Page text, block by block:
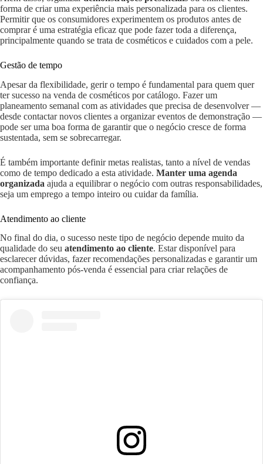
forma de criar uma experiência mais personalizada para os clientes.
Permitir que os consumidores experimentem os produtos antes de
comprar é uma estratégia eficaz que pode fazer toda a diferença,
principalmente quando se trata de cosméticos e cuidados com a pele.
Gestão de tempo
Apesar da flexibilidade, gerir o tempo é fundamental para quem quer
ter sucesso na venda de cosméticos por catálogo. Fazer um
planeamento semanal com as atividades que precisa de desenvolver —
desde contactar novos clientes a organizar eventos de demonstração —
pode ser uma boa forma de garantir que o negócio cresce de forma
sustentada, sem se sobrecarregar.
É também importante definir metas realistas, tanto a nível de vendas
como de tempo dedicado a esta atividade. Manter uma agenda
organizada ajuda a equilibrar o negócio com outras responsabilidades,
seja um emprego a tempo inteiro ou cuidar da família.
Atendimento ao cliente
No final do dia, o sucesso neste tipo de negócio depende muito da
qualidade do seu atendimento ao cliente. Estar disponível para
esclarecer dúvidas, fazer recomendações personalizadas e garantir um
acompanhamento pós-venda é essencial para criar relações de
confiança.